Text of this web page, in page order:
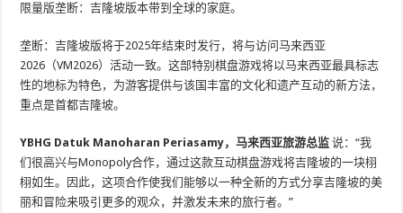
限量版垄断：吉隆坡版本带到全球的家庭。
垄断：吉隆坡版将于2025年结束时发行，将与访问马来西亚
2026（VM2026）活动一致。这部特别棋盘游戏将以马来西亚最具标志
性的地标为特色，为游客提供与该国丰富的文化和遗产互动的新方法，
重点是首都吉隆坡。
YBHG Datuk Manoharan Periasamy，马来西亚旅游总监 说：“我
们很高兴与Monopoly合作，通过这款互动棋盘游戏将吉隆坡的一块栩
栩如生。因此，这项合作使我们能够以一种全新的方式分享吉隆坡的美
丽和冒险来吸引更多的观众，并激发未来的旅行者。”